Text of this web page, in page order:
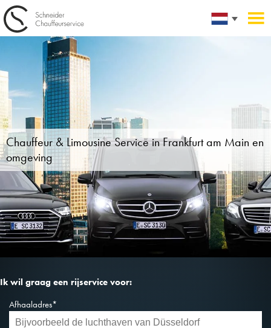
Chauffeur & Limousine Service inFrankfurt am Main en
omgeving
Ik wil graag een rijservice voor:
Afhaaladres*